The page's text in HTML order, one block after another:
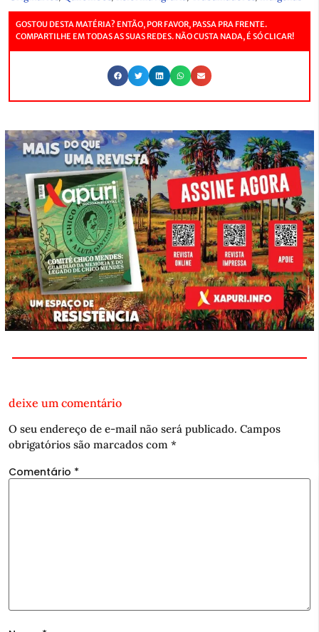
GOSTOU DESTA MATÉRIA? ENTÃO, POR FAVOR, PASSA PRA FRENTE.
COMPARTILHE EM TODAS AS SUAS REDES. NÃO CUSTA NADA, É SÓ CLICAR!
deixe um comentário
O seu endereço de e-mail não será publicado. Campos
obrigatórios são marcados com *
Comentário *